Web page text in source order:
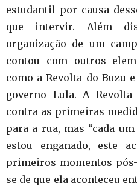
estudantil por causa
que intervir. Além
organização de um
contou com outros
como a Revolta do Buzu
governo Lula. A
contra as primeiras
para a rua, mas “cada
estou enganado, este
primeiros momentos
se de que ela aconteceu